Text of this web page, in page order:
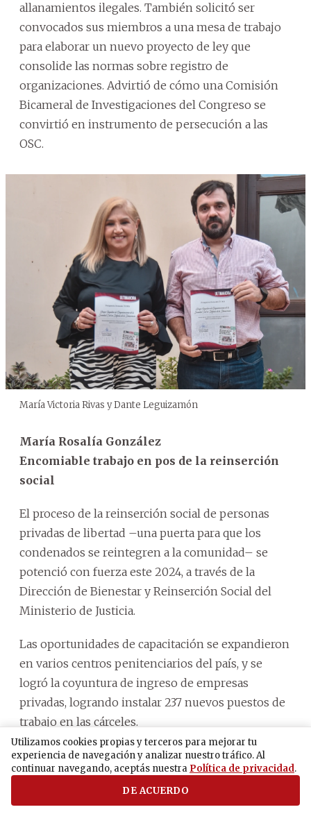
allanamientos ilegales. También solicitó ser
convocados sus miembros a una mesa de trabajo
para elaborar un nuevo proyecto de ley que
consolide las normas sobre registro de
organizaciones. Advirtió de cómo una Comisión
Bicameral de Investigaciones del Congreso se
convirtió en instrumento de persecución a las
OSC.
María Victoria Rivas y Dante Leguizamón
María Rosalía González
Encomiable trabajo en pos de la reinserción
social
El proceso de la reinserción social de personas
privadas de libertad –una puerta para que los
condenados se reintegren a la comunidad– se
potenció con fuerza este 2024, a través de la
Dirección de Bienestar y Reinserción Social del
Ministerio de Justicia.
Las oportunidades de capacitación se expandieron
en varios centros penitenciarios del país, y se
logró la coyuntura de ingreso de empresas
privadas, logrando instalar 237 nuevos puestos de
trabajo en las cárceles.
A través de estas alianzas de trabajo, muchos de
ellos decidieron tener un cambio de mentalidad y
están logrando mantener hasta a sus familiares,
Utilizamos cookies propias y terceros para mejorar tu
experiencia de navegación y analizar nuestro tráfico. Al
continuar navegando, aceptás nuestra Política de privacidad.
DE ACUERDO